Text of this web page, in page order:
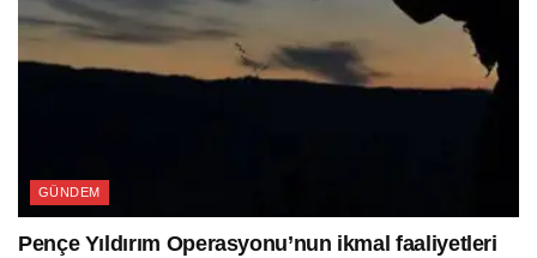
GÜNDEM
Pençe Yıldırım Operasyonu’nun ikmal faaliyetleri